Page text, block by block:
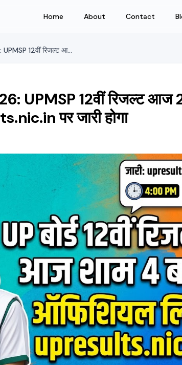
Home About Contact
UP Board Result 12th 2026: UPMSP 12वीं रिजल्ट आज 23 अप्रैल को शाम 4 बजे upresults.nic.in पर जारी होगा
UPMSP 12वीं रिजल्ट आज
पर जारी होगा